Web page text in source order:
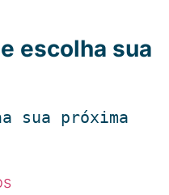
escolha sua
sua próxima